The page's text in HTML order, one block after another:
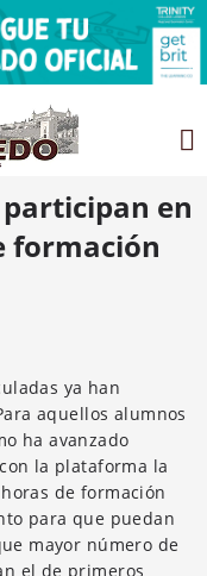
en
formación
ya han
aquellos alumnos
ha avanzado
la plataforma la
de formación
para que puedan
mayor número de
el de primeros